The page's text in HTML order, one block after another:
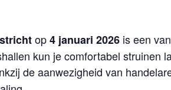
op4 januari 2026 is een
kun je comfortabel struinen
de aanwezigheid van